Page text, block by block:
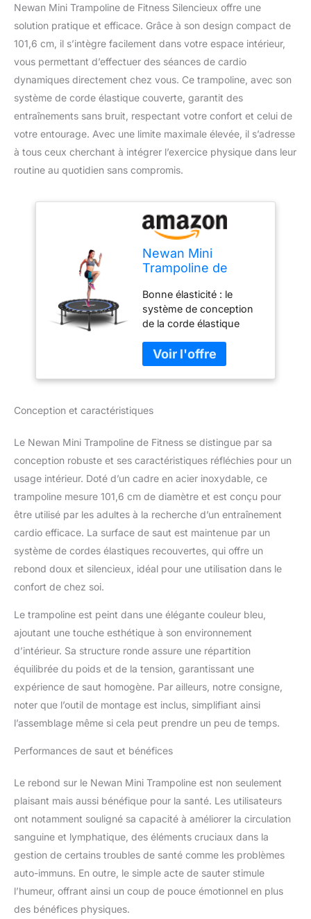
Newan Mini Trampoline de Fitness Silencieux offre une
solution pratique et efficace. Grâce à son design compact de
101,6 cm, il s’intègre facilement dans votre espace intérieur,
vous permettant d’effectuer des séances de cardio
dynamiques directement chez vous. Ce trampoline, avec son
système de corde élastique couverte, garantit des
entraînements sans bruit, respectant votre confort et celui de
votre entourage. Avec une limite maximale élevée, il s’adresse
à tous ceux cherchant à intégrer l’exercice physique dans leur
routine au quotidien sans compromis.
Newan Mini
Trampoline de
de 101,6 cm avec
Rebond élastique
pour entraînement
Cardio pour Adultes
(Charge maximale
150 kg)
Bonne élasticité : le
système de conception
de la corde élastique
de 8 mm de diamètre
offre une suspension
adaptée aux
bruit dans une mesure
stabilité et vous offre une
excellente expérience de
saut. Outil spécial inclus
pour le montage.
✅【Conception
structurelle stable】 : ce
trampoline de fitness est
solide, surface de rebond
ronde anti-usure et
adaptée aux articulations
par 30 cordes élastiques,
tuyau en acier épais de
3,8 cm de diamètre, 6
pieds supportent
l'utilisateur jusqu'à 150
kg. ✅【Coussinets
antidérapants, sûrs et
confortables】 : les 6
pieds Newan recouverts
antidérapant, permettent
au trampoline de réduire
le bruit dans une mesure
maximale et une prise en
main plus stable pour
plus de sécurité et de
protection du sol, vous
offre l'exercice que vous
Conception et caractéristiques
Le Newan Mini Trampoline de Fitness se distingue par sa
conception robuste et ses caractéristiques réfléchies pour un
usage intérieur. Doté d’un cadre en acier inoxydable, ce
trampoline mesure 101,6 cm de diamètre et est conçu pour
être utilisé par les adultes à la recherche d’un entraînement
cardio efficace. La surface de saut est maintenue par un
système de cordes élastiques recouvertes, qui offre un
rebond doux et silencieux, idéal pour une utilisation dans le
confort de chez soi.
Le trampoline est peint dans une élégante couleur bleu,
ajoutant une touche esthétique à son environnement
d’intérieur. Sa structure ronde assure une répartition
équilibrée du poids et de la tension, garantissant une
expérience de saut homogène. Par ailleurs, notre consigne,
noter que l’outil de montage est inclus, simplifiant ainsi
l’assemblage même si cela peut prendre un peu de temps.
Performances de saut et bénéfices
Le rebond sur le Newan Mini Trampoline est non seulement
plaisant mais aussi bénéfique pour la santé. Les utilisateurs
ont notamment souligné sa capacité à améliorer la circulation
sanguine et lymphatique, des éléments cruciaux dans la
gestion de certains troubles de santé comme les problèmes
auto-immuns. En outre, le simple acte de sauter stimule
l’humeur, offrant ainsi un coup de pouce émotionnel en plus
des bénéfices physiques.